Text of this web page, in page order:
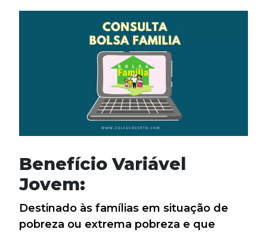
Benefício Variável
Jovem:
Destinado às famílias em situação de
pobreza ou extrema pobreza e que